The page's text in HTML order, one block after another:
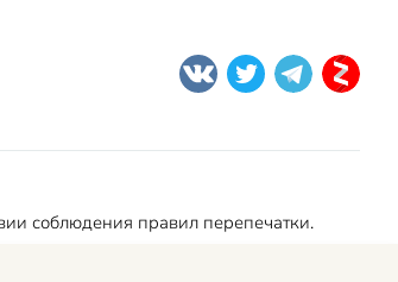
соблюдения правил перепечатки.